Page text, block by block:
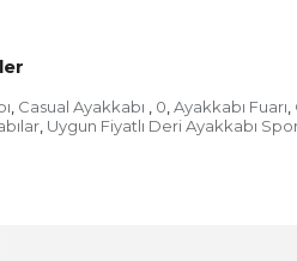
, Casual Ayakkabı , 0, Ayakkabı Fuarı,
, Uygun Fiyatlı Deri Ayakkabı